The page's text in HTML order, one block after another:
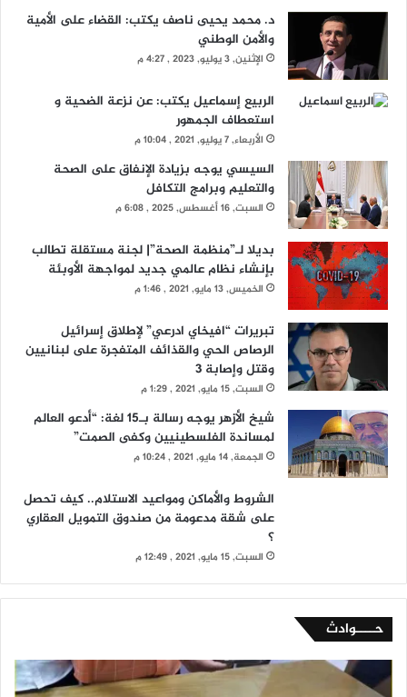
د. محمد يحيى ناصف يكتب: القضاء على الأمية
والأمن الوطني
الإثنين, 3 يوليو, 2023 , 4:27 م
الربيع إسماعيل يكتب: عن نزعة الضحية و
استعطاف الجمهور
الأربعاء, 7 يوليو, 2021 , 10:04 م
السيسي يوجه بزيادة الإنفاق على الصحة
والتعليم وبرامج التكافل
السبت, 16 أغسطس, 2025 , 6:08 م
بديلا لـ”منظمة الصحة”| لجنة مستقلة تطالب
بإنشاء نظام عالمي جديد لمواجهة الأوبئة
الخميس, 13 مايو, 2021 , 1:46 م
تبريرات “افيخاي ادرعي” لإطلاق إسرائيل
الرصاص الحي والقذائف المتفجرة على لبنانيين
وقتل وإصابة 3
السبت, 15 مايو, 2021 , 1:29 م
شيخ الأزهر يوجه رسالة بـ15 لغة: “أدعو العالم
لمساندة الفلسطينيين وكفى الصمت”
الجمعة, 14 مايو, 2021 , 10:24 م
الشروط والأماكن ومواعيد الاستلام.. كيف تحصل
على شقة مدعومة من صندوق التمويل العقاري
؟
السبت, 15 مايو, 2021 , 12:49 م
حــــوادث